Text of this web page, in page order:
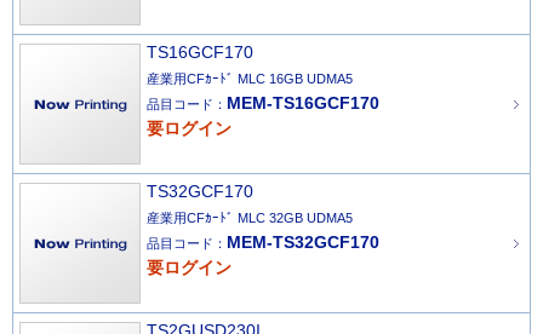
TS16GCF170
産業用CFｶｰﾄﾞ MLC 16GB UDMA5
品目コード： MEM-TS16GCF170
要ログイン
TS32GCF170
産業用CFｶｰﾄﾞ MLC 32GB UDMA5
品目コード： MEM-TS32GCF170
要ログイン